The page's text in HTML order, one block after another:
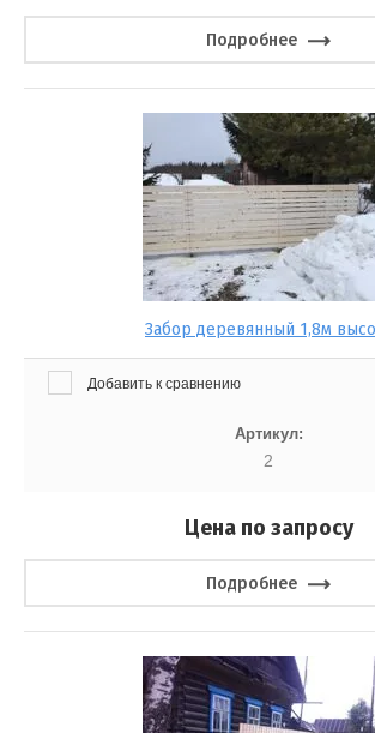
Подробнее
Забор деревянный 1,8м
Добавить к сравнению
Артикул:
2
Цена по запросу
Подробнее